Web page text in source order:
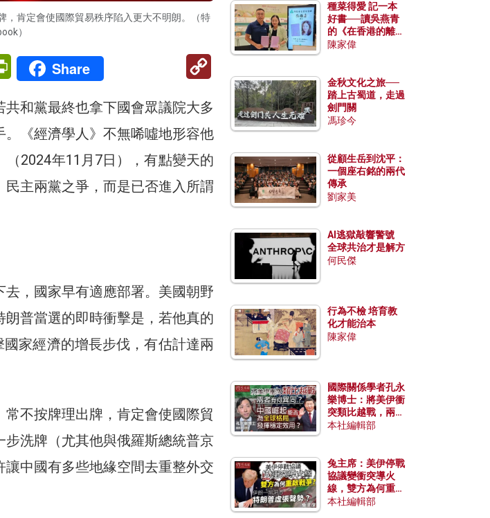
，肯定會使國際貿易秩序陷入更大不明朗。（特
）
PrintFriendly
Share
Copy
和黨最終也拿下國會眾議院大多
《經濟學人》不無唏噓地形容他
2024年11月7日），有點變天的
主兩黨之爭，而是已否進入所謂
，國家早有適應部署。美國朝野
普當選的即時衝擊是，若他真的
家經濟的增長步伐，有估計達兩
不按牌理出牌，肯定會使國際貿
洗牌（尤其他與俄羅斯總統普京
中國有多些地緣空間去重整外交
種菜得愛 記一本
好書──讀吳燕青
的《在香港的離島
種菜》
陳家偉
金秋文化之旅──
踏上古蜀道，走過
劍門關
馮珍今
從顧生岳到沈平：
一個座右銘的兩代
傳承
劉家美
AI逃獄敲響警號
全球共治才是解方
何民傑
行為不檢 培育教
化才能治本
陳家偉
國際關係學者孔永
樂博士：將美伊衝
突類比越戰，兩者
有何異同？中國崛
本社編輯部
兔主席：美伊停戰
協議變衝突導火
線，雙方為何重啟
戰爭？伊朗一早洞
本社編輯部